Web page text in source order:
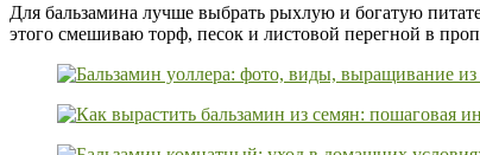
Для бальзамина лучше выбрать рыхлую и богатую
этого смешиваю торф, песок и листовой перегной в